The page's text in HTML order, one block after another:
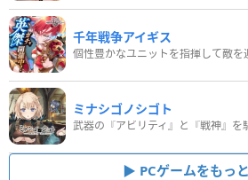
千年戦争アイギス
個性豊かなユニットを指揮して敵を
ミナシゴノシゴト
PCゲームをもっ